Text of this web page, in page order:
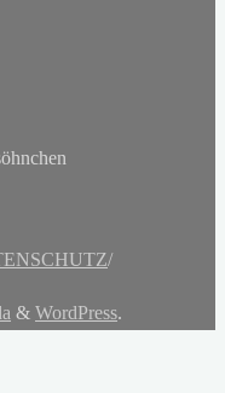
/
& WordPress.